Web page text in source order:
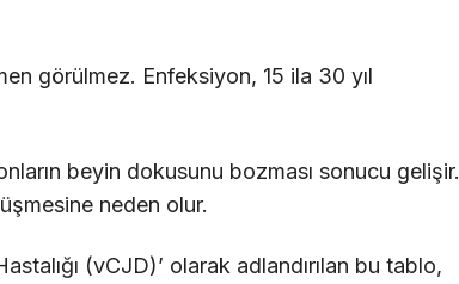
görülmez. Enfeksiyon, 15 ila 30 yıl
beyin dokusunu bozması sonucu gelişir.
neden olur.
(vCJD)’ olarak adlandırılan bu tablo,